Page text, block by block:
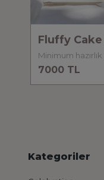
Fluffy Cake
7000 TL
Kategoriler